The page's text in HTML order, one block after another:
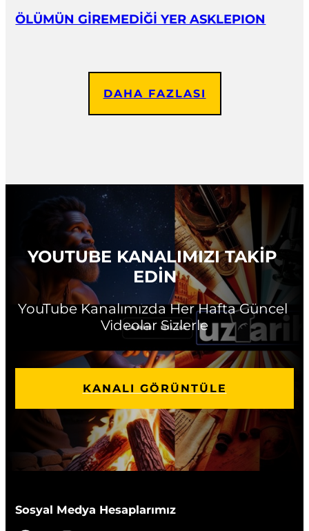
ÖLÜMÜN GİREMEDİĞİ YER ASKLEPION
DAHA FAZLASI
YOUTUBE KANALIMIZI TAKİP
EDİN
YouTube Kanalımızda Her Hafta Güncel
Videolar Sizlerle
KANALI GÖRÜNTÜLE
Sosyal Medya Hesaplarımız